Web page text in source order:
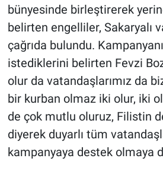
bünyesinde birleştirerek
belirten engelliler, Sakaryalı
çağrıda bulundu.
istediklerini belirten Fevzi
olur da vatandaşlarımız da
bir kurban olmaz iki olur, iki
de çok mutlu oluruz, Filistin
diyerek duyarlı tüm
kampanyaya destek olmaya